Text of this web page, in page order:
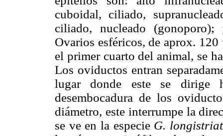
cuboidal, ciliado,
ciliado, nucleado
Ovarios esféricos, de aprox.
el primer cuarto del animal, se
Los oviductos entran
lugar donde este se dirige
desembocadura de los
diámetro, este interrumpe la
se ve en la especie G.